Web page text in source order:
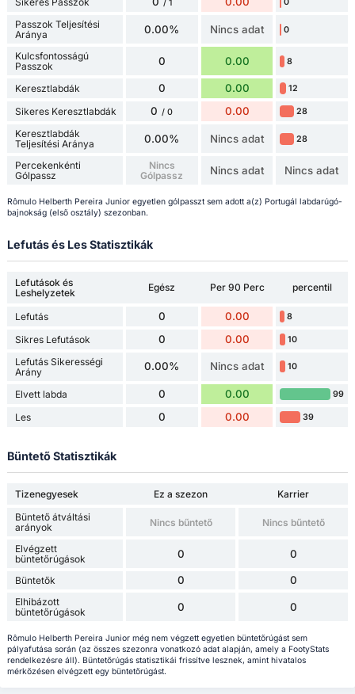
/ 1 0
Passzok Teljesítési
Aránya
0.00% Nincs adat 0
Kulcsfontosságú
Passzok
0 0.00 8
Keresztlabdák 0 0.00 12
Sikeres Keresztlabdák 0 / 0 0.00 28
Keresztlabdák
Teljesítési Aránya
0.00% Nincs adat 28
Percekenkénti
Gólpassz
Nincs
Gólpassz
Nincs adat Nincs adat
Rômulo Helberth Pereira Junior egyetlen gólpasszt sem adott a(z) Portugál labdarúgó-
bajnokság (első osztály) szezonban.
Lefutás és Les Statisztikák
Lefutások és
Leshelyzetek
Egész Per 90 Perc percentil
Lefutás 0 0.00 8
Sikres Lefutások 0 0.00 10
Lefutás Sikerességi
Arány
0.00% Nincs adat 10
Elvett labda 0 0.00 99
Les 0 0.00 39
Büntető Statisztikák
Tizenegyesek Ez a szezon
Karrier
Büntető átváltási
arányok
Nincs bűntető Nincs bűntető
Elvégzett
büntetőrúgások
0 0
Büntetők 0 0
Elhibázott
büntetőrúgások
0 0
Rômulo Helberth Pereira Junior még nem végzett egyetlen büntetőrúgást sem
pályafutása során (az összes szezonra vonatkozó adat alapján, amely a FootyStats
rendelkezésre áll). Büntetőrúgás statisztikái frissítve lesznek, amint hivatalos
mérkőzésen elvégzett egy büntetőrúgást.